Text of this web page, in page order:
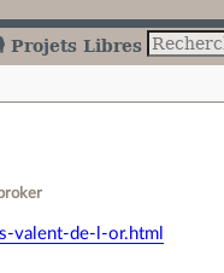
Projets Libres
valent-de-l-or.html